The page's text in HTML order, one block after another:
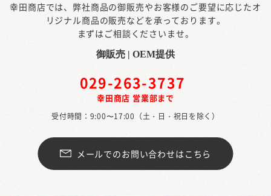
幸田商店では、弊社商品の御販売やお客様のご要望に応じたオ
リジナル商品の販売などを承っております。
まずはご相談くださいませ。
御販売 | OEM提供
029-263-3737
幸田商店 営業部まで
受付時間：9:00〜17:00（土・日・祝日を除く）
メールでのお問い合わせはこちら